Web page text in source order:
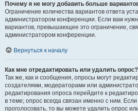
Почему я не могу добавить больше
Ограничение количества вариантов ответа
администратором конференции. Если вам
вариантов, превышающее это ограничение,
администратором конференции.
Вернуться к началу
Как мне отредактировать или удалить опрос?
Так же, как и сообщения, опросы могут
создателями, модераторами или
редактирования опроса перейдите к
в теме; опрос всегда связан именно с ним.
проголосовать, то вы можете удалить опрос